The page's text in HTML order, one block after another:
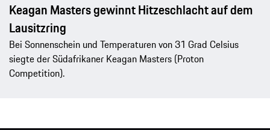
Keagan Masters gewinnt Hitzeschlacht auf dem
Lausitzring
Bei Sonnenschein und Temperaturen von 31 Grad Celsius
siegte der Südafrikaner Keagan Masters (Proton
Competition).